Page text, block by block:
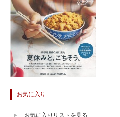
お気に入り
お気に入りリストを見る